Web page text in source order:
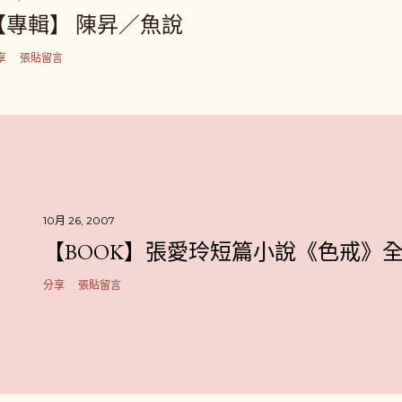
專輯】 陳昇／魚說
張貼留言
10月 26, 2007
【BOOK】張愛玲短篇小說《色戒》
分享 張貼留言